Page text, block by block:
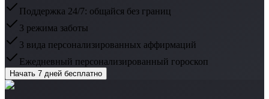
Поддержка 24/7: общайся без границ
3 режима заботы
3 вида персонализированных аффирмаций
Ежедневный персонализированный гороскоп
Начать 7 дней бесплатно